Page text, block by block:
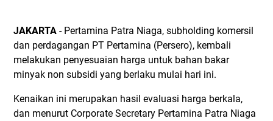
JAKARTA - Pertamina Patra Niaga, subholding komersil
dan perdagangan PT Pertamina (Persero), kembali
melakukan penyesuaian harga untuk bahan bakar
minyak non subsidi yang berlaku mulai hari ini.
Kenaikan ini merupakan hasil evaluasi harga berkala,
dan menurut Corporate Secretary Pertamina Patra Niaga